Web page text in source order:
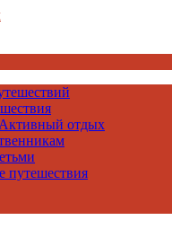
отдых
путешествия